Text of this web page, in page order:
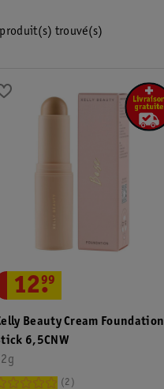
trouvé(s)
Beauty Cream Foundation
6,5CNW
12.
99
2